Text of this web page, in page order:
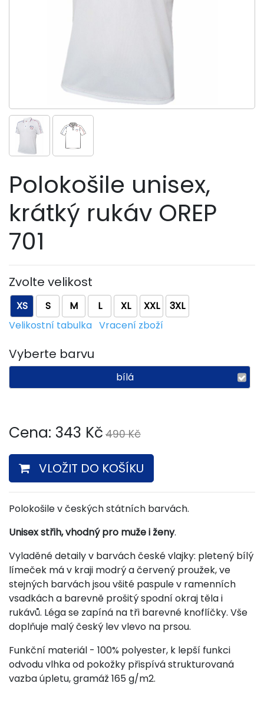
Polokošile unisex,
krátký rukáv OREP
701
Zvolte velikost
XS S M L XL XXL
3XL
Velikostní tabulka Vracení zboží
Vyberte barvu
bílá
Cena: 343 Kč 490 Kč
VLOŽIT DO KOŠÍKU
Polokošile v českých státních barvách.
Unisex střih, vhodný pro muže i ženy.
Vyladěné detaily v barvách české vlajky: pletený bílý
límeček má v kraji modrý a červený proužek, ve
stejných barvách jsou všité paspule v ramenních
vsadkách a barevně prošitý spodní okraj těla i
rukávů. Léga se zapíná na tři barevné knoflíčky. Vše
doplňuje malý český lev vlevo na prsou.
Funkční materiál - 100% polyester, k lepší funkci
odvodu vlhka od pokožky přispívá strukturovaná
vazba úpletu, gramáž 165 g/m2.